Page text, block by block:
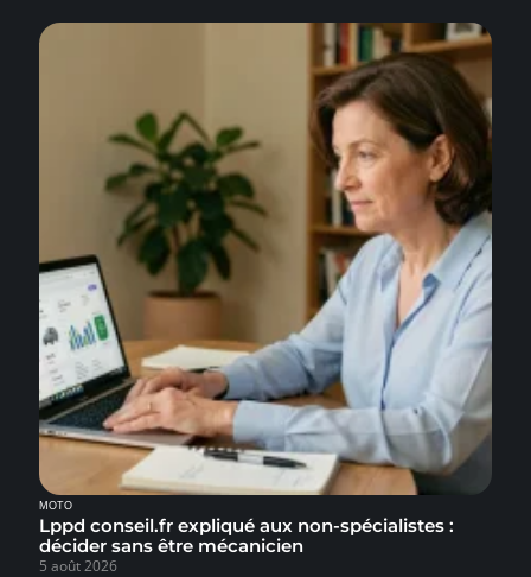
MOTO
Lppd conseil.fr expliqué aux non-spécialistes :
décider sans être mécanicien
5 août 2026